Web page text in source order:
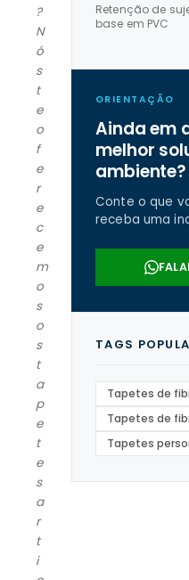
?
N
ó
s
t
e
o
f
e
r
e
c
e
m
o
s
o
s
t
a
p
e
t
e
s
a
r
t
i
Retenção de
base em PVC
ORIENTAÇÃO
Ainda em
melhor
ambiente?
Conte o que
receba uma
TAGS
Tapetes de
Tapetes de
Tapetes